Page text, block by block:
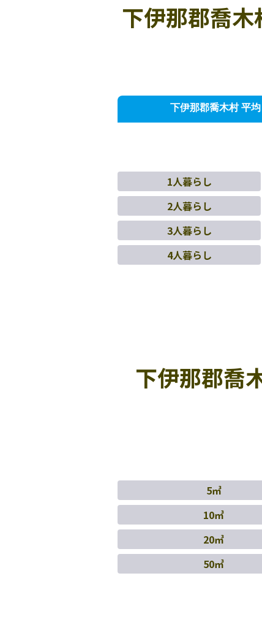
下伊那郡喬
下伊那郡喬木村 平均
1人暮らし
2人暮らし
3人暮らし
4人暮らし
下伊那郡喬
5㎥
10㎥
20㎥
50㎥